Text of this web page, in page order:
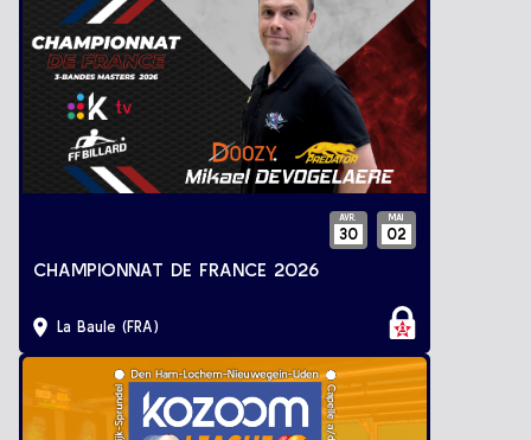
AVR.
30
MAI
02
CHAMPIONNAT DE FRANCE 2026
La Baule (FRA)